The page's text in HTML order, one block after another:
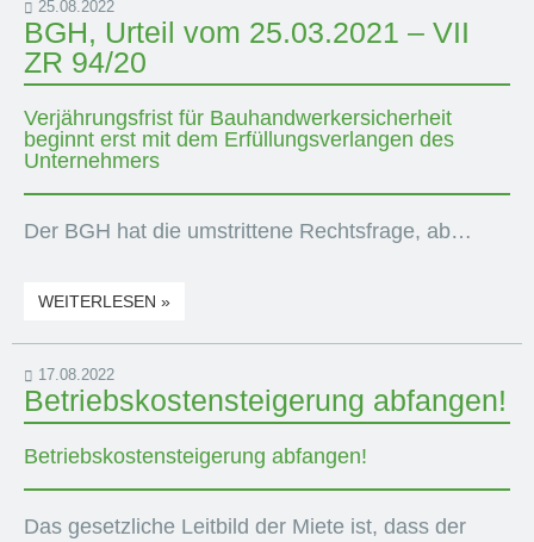
25.08.2022
BGH, Urteil vom 25.03.2021 – VII
ZR 94/20
Verjährungsfrist für Bauhandwerkersicherheit
beginnt erst mit dem Erfüllungsverlangen des
Unternehmers
Der BGH hat die umstrittene Rechtsfrage, ab…
WEITERLESEN »
17.08.2022
Betriebskostensteigerung abfangen!
Betriebskostensteigerung abfangen!
Das gesetzliche Leitbild der Miete ist, dass der